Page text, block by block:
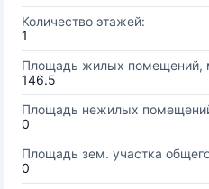
Количество этажей:
1
Площадь жилых помещений,
146.5
Площадь нежилых
0
Площадь зем. участка
0